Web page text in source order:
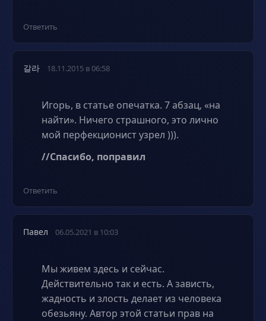
Ответить
갈라 18.11.2015 в 06:58
Игорь, в статье опечатка. 7 абзац, «на
найти». Ничего страшного, это лично
мой перфекционист узрел ))).
//Спасибо, поправил
Ответить
Павел 06.05.2021 в 10:03
Мы живем здесь и сейчас.
Действительно так и есть. А зависть,
жадность и злость делает из человека
обезьяну. Автор этой статьи прав на